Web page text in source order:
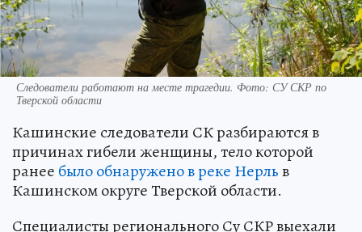
Следователи работают на месте трагедии. Фото: СУ СКР по
Тверской области
Кашинские следователи СК разбираются в
причинах гибели женщины, тело которой
ранее было обнаружено в реке Нерльв
Кашинском округе Тверской области.
Специалисты регионального Су СКР выехали